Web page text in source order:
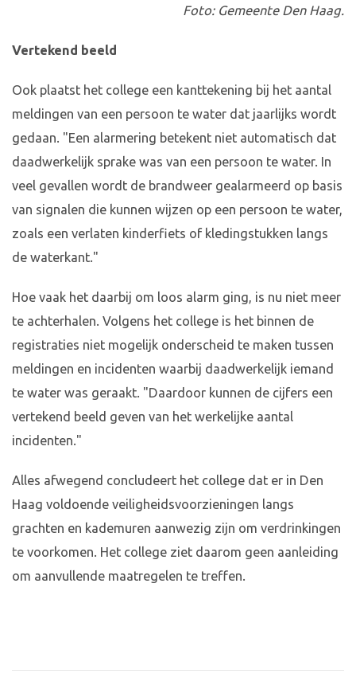
Foto: Gemeente Den Haag.
Vertekend beeld
Ook plaatst het college een kanttekening bij het aantal
meldingen van een persoon te water dat jaarlijks wordt
gedaan. "Een alarmering betekent niet automatisch dat
daadwerkelijk sprake was van een persoon te water. In
veel gevallen wordt de brandweer gealarmeerd op basis
van signalen die kunnen wijzen op een persoon te water,
zoals een verlaten kinderfiets of kledingstukken langs
de waterkant."
Hoe vaak het daarbij om loos alarm ging, is nu niet meer
te achterhalen. Volgens het college is het binnen de
registraties niet mogelijk onderscheid te maken tussen
meldingen en incidenten waarbij daadwerkelijk iemand
te water was geraakt. "Daardoor kunnen de cijfers een
vertekend beeld geven van het werkelijke aantal
incidenten."
Alles afwegend concludeert het college dat er in Den
Haag voldoende veiligheidsvoorzieningen langs
grachten en kademuren aanwezig zijn om verdrinkingen
te voorkomen. Het college ziet daarom geen aanleiding
om aanvullende maatregelen te treffen.